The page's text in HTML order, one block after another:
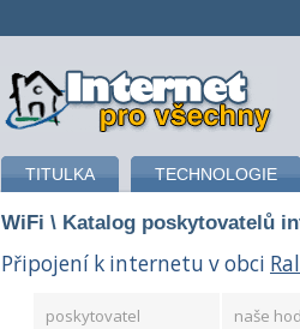
připojení k internetu
TITULKA TECHNOLOGIE
WiFi \ Katalog poskytovatelů
Připojení k internetu v obci
poskytovatel naše